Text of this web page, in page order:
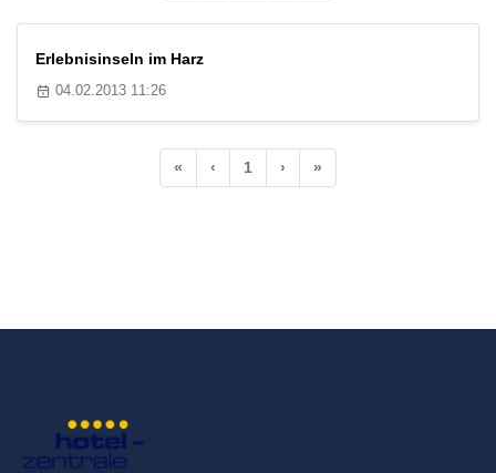
Erlebnisinseln im Harz
04.02.2013 11:26
« ‹ 1 › »